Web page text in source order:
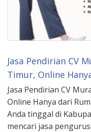
Jasa Pendirian CV
Timur, Online
Jasa Pendirian CV
Online Hanya dari
Anda tinggal di
mencari jasa